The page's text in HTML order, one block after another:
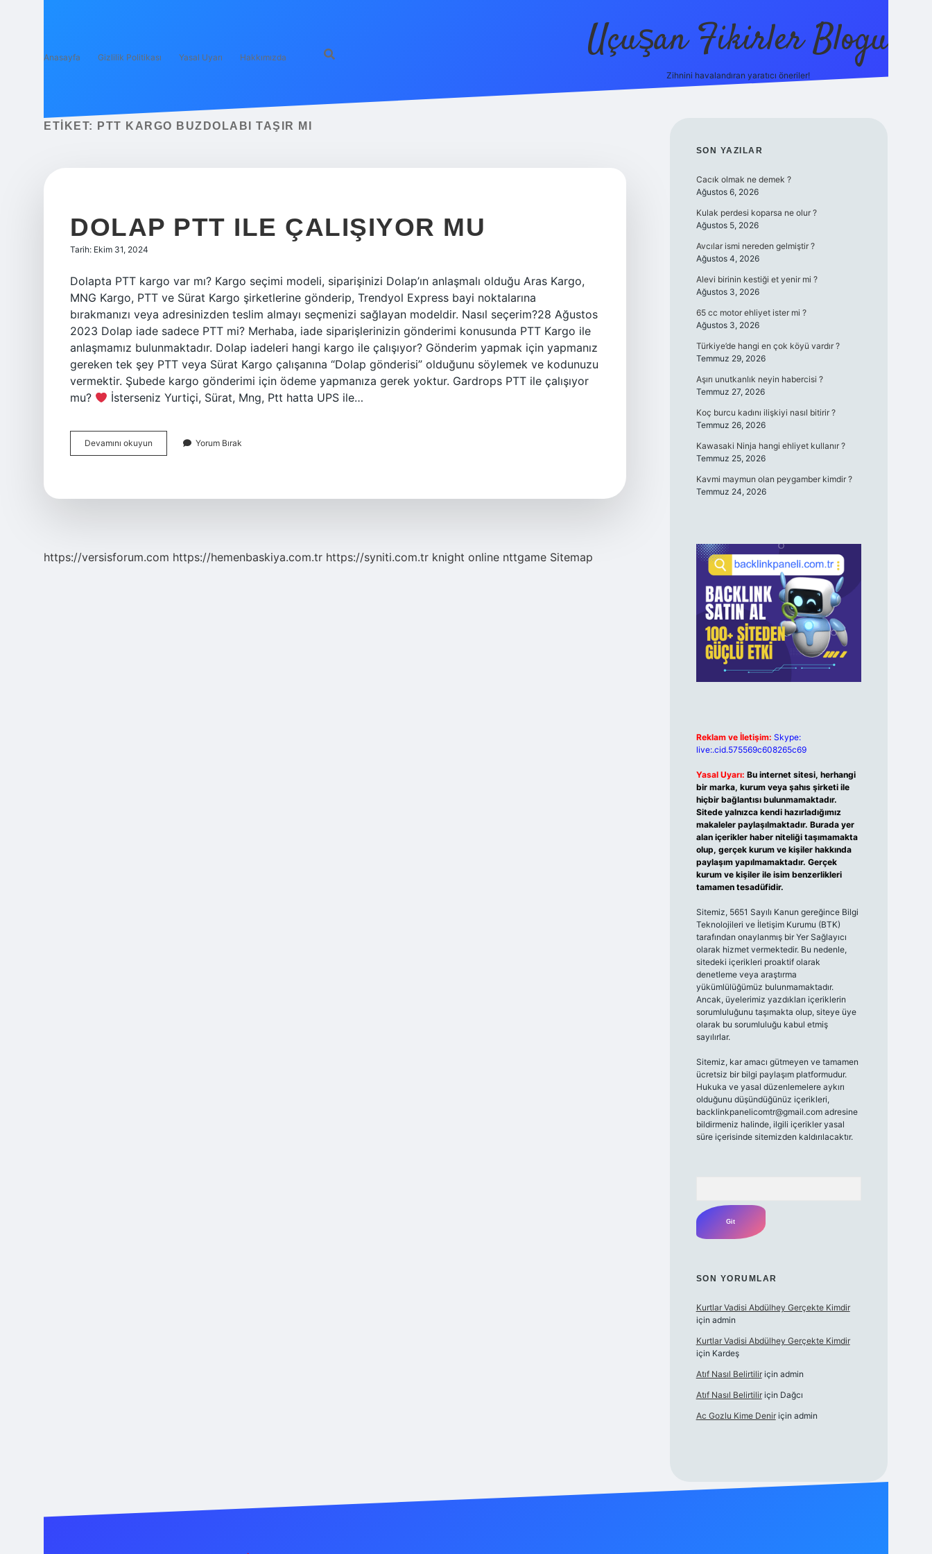
Anasayfa Gizlilik Politikası Yasal Uyarı Hakkımızda Uçuşan Fikirler Blogu
Zihnini havalandıran yaratıcı öneriler!
ETIKET: PTT KARGO BUZDOLABI TAŞIR MI
DOLAP PTT ILE ÇALIŞIYOR MU
Tarih: Ekim 31, 2024
Dolapta PTT kargo var mı? Kargo seçimi modeli, siparişinizi Dolap’ın anlaşmalı olduğu Aras Kargo,
MNG Kargo, PTT ve Sürat Kargo şirketlerine gönderip, Trendyol Express bayi noktalarına
bırakmanızı veya adresinizden teslim almayı seçmenizi sağlayan modeldir. Nasıl seçerim?28 Ağustos
2023 Dolap iade sadece PTT mi? Merhaba, iade siparişlerinizin gönderimi konusunda PTT Kargo ile
anlaşmamız bulunmaktadır. Dolap iadeleri hangi kargo ile çalışıyor? Gönderim yapmak için yapmanız
gereken tek şey PTT veya Sürat Kargo çalışanına “Dolap gönderisi” olduğunu söylemek ve kodunuzu
vermektir. Şubede kargo gönderimi için ödeme yapmanıza gerek yoktur. Gardrops PTT ile çalışıyor
mu?
İsterseniz Yurtiçi, Sürat, Mng, Ptt hatta UPS ile…
Devamını okuyun
Ptt
Yorum Bırak
https://versisforum.com https://hemenbaskiya.com.tr https://syniti.com.tr knight online nttgame Sitemap
SIDEBAR
SON YAZILAR
Cacık olmak ne demek ?
Ağustos 6, 2026
Kulak perdesi koparsa ne olur ?
Ağustos 5, 2026
Avcılar ismi nereden gelmiştir ?
Ağustos 4, 2026
Alevi birinin kestiği et yenir mi ?
Ağustos 3, 2026
65 cc motor ehliyet ister mi ?
Ağustos 3, 2026
Türkiye’de hangi en çok köyü vardır ?
Temmuz 29, 2026
Aşırı unutkanlık neyin habercisi ?
Temmuz 27, 2026
Koç burcu kadını ilişkiyi nasıl bitirir ?
Temmuz 26, 2026
Kawasaki Ninja hangi ehliyet kullanır ?
Temmuz 25, 2026
Kavmi maymun olan peygamber kimdir ?
Temmuz 24, 2026
Reklam ve İletişim: Skype:
live:.cid.575569c608265c69
Yasal Uyarı: Bu internet sitesi, herhangi
bir marka, kurum veya şahıs şirketi ile
hiçbir bağlantısı bulunmamaktadır.
Sitede yalnızca kendi hazırladığımız
makaleler paylaşılmaktadır. Burada yer
alan içerikler haber niteliği taşımamakta
olup, gerçek kurum ve kişiler hakkında
paylaşım yapılmamaktadır. Gerçek
kurum ve kişiler ile isim benzerlikleri
tamamen tesadüfidir.
Sitemiz, 5651 Sayılı Kanun gereğince Bilgi
Teknolojileri ve İletişim Kurumu (BTK)
tarafından onaylanmış bir Yer Sağlayıcı
olarak hizmet vermektedir. Bu nedenle,
sitedeki içerikleri proaktif olarak
denetleme veya araştırma
yükümlülüğümüz bulunmamaktadır.
Ancak, üyelerimiz yazdıkları içeriklerin
sorumluluğunu taşımakta olup, siteye üye
olarak bu sorumluluğu kabul etmiş
sayılırlar.
Sitemiz, kar amacı gütmeyen ve tamamen
ücretsiz bir bilgi paylaşım platformudur.
Hukuka ve yasal düzenlemelere aykırı
olduğunu düşündüğünüz içerikleri,
backlinkpanelicomtr@gmail.comadresine
bildirmeniz halinde, ilgili içerikler yasal
süre içerisinde sitemizden kaldırılacaktır.
SON YORUMLAR
Kurtlar Vadisi Abdülhey Gerçekte Kimdir
için admin
Kurtlar Vadisi Abdülhey Gerçekte Kimdir
için Kardeş
Atıf Nasıl Belirtiliriçin admin
Atıf Nasıl Belirtiliriçin Dağcı
Ac Gozlu Kime Deniriçin admin